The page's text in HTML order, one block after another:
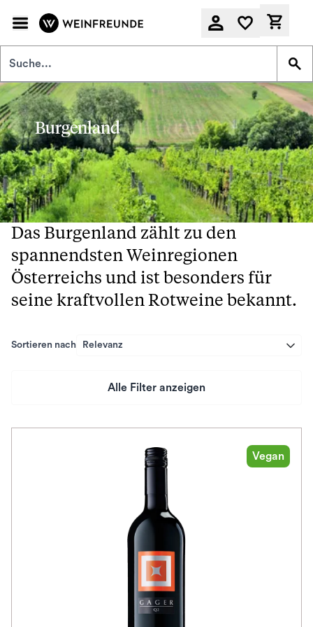
Burgenland
Das Burgenland zählt zu den
spannendsten Weinregionen
Österreichs und ist besonders für
seine kraftvollen Rotweine bekannt.
Sortieren nach Relevanz
Alle Filter anzeigen
Vegan